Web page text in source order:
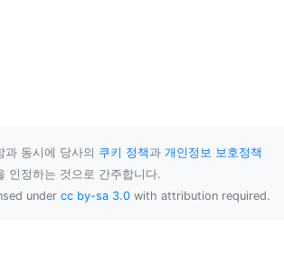
과 동시에 당사의 쿠키 정책과 개인정보 보호정책
인정하는 것으로 간주합니다.
under cc by-sa 3.0 with attribution required.